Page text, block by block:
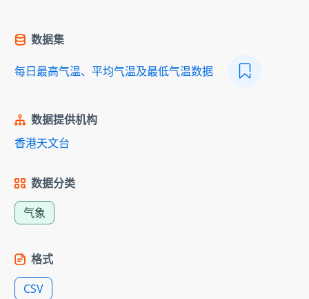
数据集
每日最高气温、平均气温及最低气温数据
数据提供机构
香港天文台
数据分类
气象
格式
CSV